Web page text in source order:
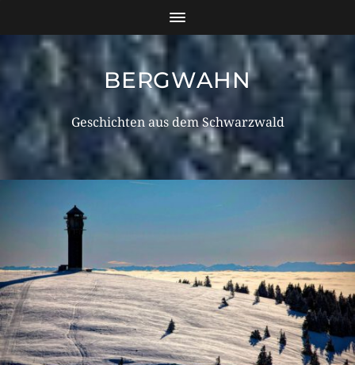
BERGWAHN
Geschichten aus dem Schwarzwald